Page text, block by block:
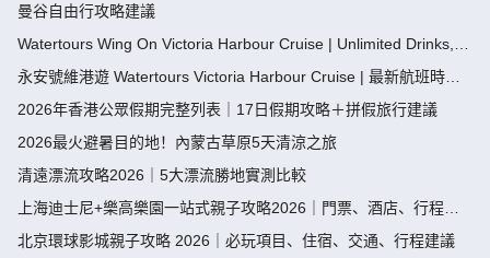
曼谷自由行攻略建議
Watertours Wing On Victoria Harbour Cruise | Unlimited Drinks,
Timetab
永安號維港遊 Watertours Victoria Harbour Cruise | 最新航班時間
表、無限暢飲與預訂指南
2026年香港公眾假期完整列表｜17日假期攻略＋拼假旅行建議
2026最火避暑目的地！內蒙古草原5天清涼之旅
清遠漂流攻略2026｜5大漂流勝地實測比較
上海迪士尼+樂高樂園一站式親子攻略2026｜門票、酒店、行程規
劃
北京環球影城親子攻略 2026｜必玩項目、住宿、交通、行程建議